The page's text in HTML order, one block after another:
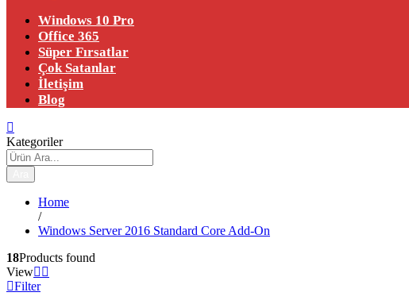
Windows 10 Pro
Office 365
Süper Fırsatlar
Çok Satanlar
İletişim
Blog
Kategoriler
Home
/
Windows Server 2016 Standard Core Add-On
18Products found
View
Filter